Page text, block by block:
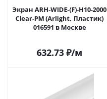
Экран ARH-WIDE-(F)-H10-2000
Clear-PM (Arlight, Пластик)
016591 в Москве
632.73 ₽/м